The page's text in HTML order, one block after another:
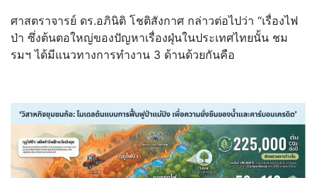
ศาสตราจารย์ ดร.อภินิติ โชติสังกาศ กล่าวต่อไปว่า “เรื่องไฟ
ป่า ซึ่งต้นตอใหญ่ของปัญหาเรื่องฝุ่นในประเทศไทยนั้น ชม
รมฯ ได้มีแนวทางการทำงาน 3 ด้านด้วยกันคือ